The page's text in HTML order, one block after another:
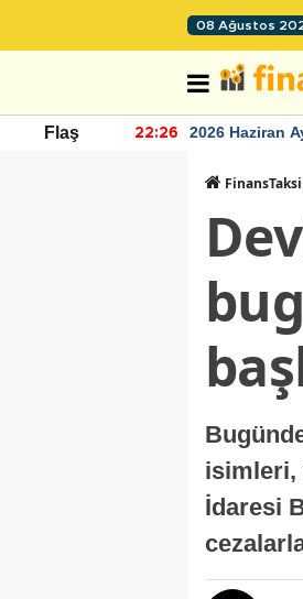
08 Ağustos
Flaş 22:26
2026 Haziran
FinansTaksi
isimleri,
İdaresi